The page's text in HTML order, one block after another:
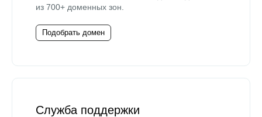
из 700+ доменных зон.
Подобрать домен
Служба поддержки